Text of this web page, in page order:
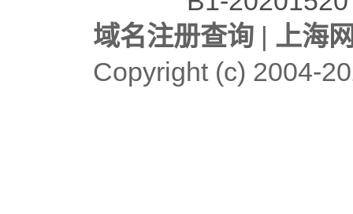
域名注册查询| 上海
Copyright (c) 2004-